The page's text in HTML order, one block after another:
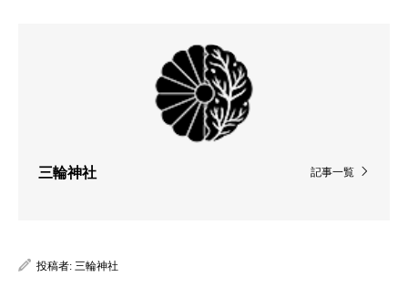
記事一覧
三輪神社
投稿者: 三輪神社